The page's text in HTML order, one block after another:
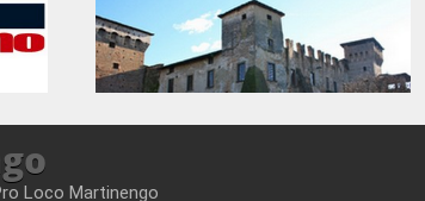
Loco Martinengo